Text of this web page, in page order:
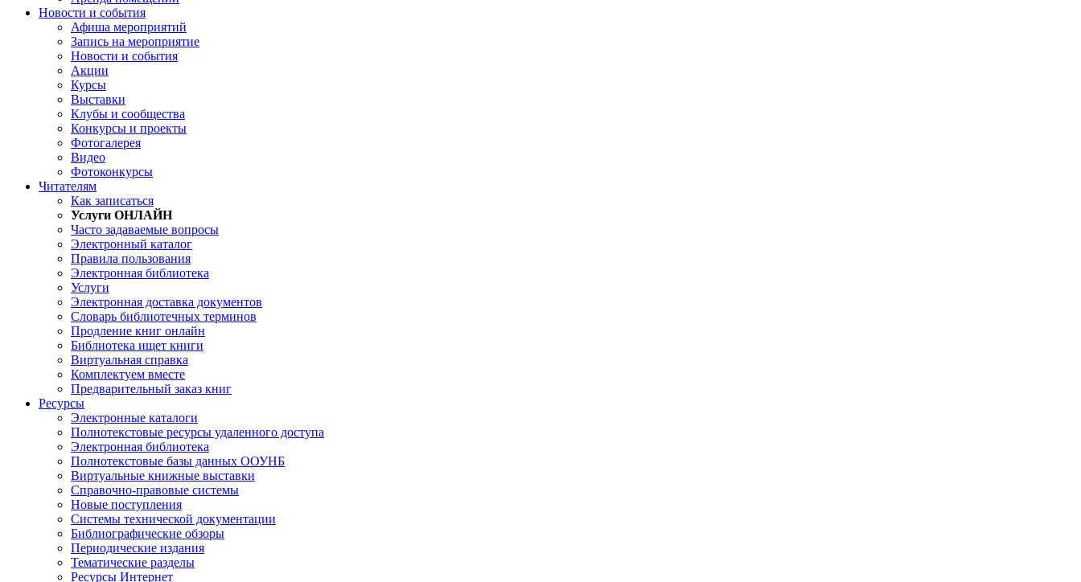
Новости и события
Афиша мероприятий
Запись на мероприятие
Новости и события
Акции
Курсы
Выставки
Клубы и сообщества
Конкурсы и проекты
Фотогалерея
Видео
Фотоконкурсы
Читателям
Как записаться
Услуги ОНЛАЙН
Часто задаваемые вопросы
Электронный каталог
Правила пользования
Электронная библиотека
Услуги
Электронная доставка документов
Словарь библиотечных терминов
Продление книг онлайн
Библиотека ищет книги
Виртуальная справка
Комплектуем вместе
Предварительный заказ книг
Ресурсы
Электронные каталоги
Полнотекстовые ресурсы удаленного доступа
Электронная библиотека
Полнотекстовые базы данных ООУНБ
Виртуальные книжные выставки
Справочно-правовые системы
Новые поступления
Cистемы технической документации
Библиографические обзоры
Периодические издания
Тематические разделы
Ресурсы Интернет